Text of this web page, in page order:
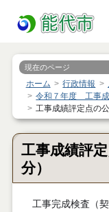
現在のページ
ホーム 行政情報
令和７年度 工事
工事成績評定点の
工事成績評
分）
工事完成検査（契